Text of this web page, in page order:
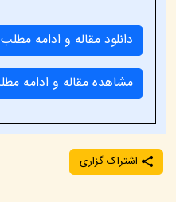
دانلود مقاله و ادامه مطلب
مشاهده مقاله و ادامه مطلب
اشتراک گزاری